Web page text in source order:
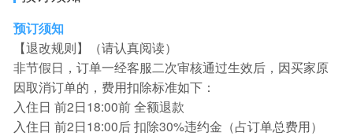
预订须知
【退改规则】（请认真阅读）
非节假日，订单一经客服二次审核通过生效后，因买家原
因取消订单的，费用扣除标准如下：
入住日 前2日18:00前 全额退款
入住日 前2日18:00后 扣除30%违约金（占订单总费用）